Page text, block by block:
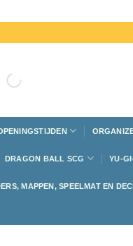
DRAGON BALL SCG YU-
MAPPEN, SPEELMAT EN